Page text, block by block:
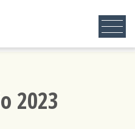
2023